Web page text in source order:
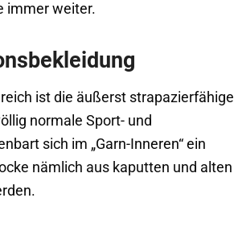
immer weiter.
ist die äußerst strapazierfähige
normale Sport- und
sich im „Garn-Inneren“ ein
nämlich aus kaputten und alten